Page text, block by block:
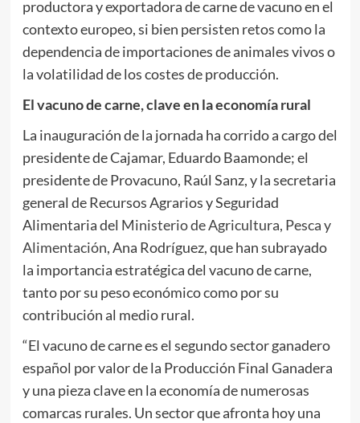
productora y exportadora de carne de vacuno en el
contexto europeo, si bien persisten retos como la
dependencia de importaciones de animales vivos o
la volatilidad de los costes de producción.
El vacuno de carne, clave en la economía rural
La inauguración de la jornada ha corrido a cargo del
presidente de Cajamar, Eduardo Baamonde; el
presidente de Provacuno, Raúl Sanz, y la secretaria
general de Recursos Agrarios y Seguridad
Alimentaria del Ministerio de Agricultura, Pesca y
Alimentación, Ana Rodríguez, que han subrayado
la importancia estratégica del vacuno de carne,
tanto por su peso económico como por su
contribución al medio rural.
“El vacuno de carne es el segundo sector ganadero
español por valor de la Producción Final Ganadera
y una pieza clave en la economía de numerosas
comarcas rurales. Un sector que afronta hoy una